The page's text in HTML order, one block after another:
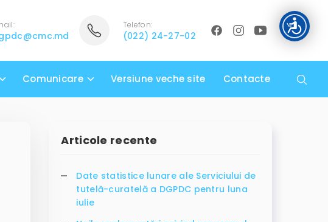
Telefon:
(022) 24-27-02
Comunicare Versiune veche site Contacte
Articole recente
Date statistice lunare ale Serviciului de
tutelă-curatelă a DGPDC pentru luna
iulie